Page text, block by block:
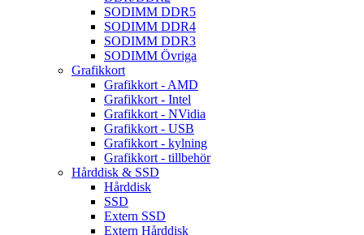
SODIMM DDR5
SODIMM DDR4
SODIMM DDR3
SODIMM Övriga
Grafikkort
Grafikkort - AMD
Grafikkort - Intel
Grafikkort - NVidia
Grafikkort - USB
Grafikkort - kylning
Grafikkort - tillbehör
Hårddisk & SSD
Hårddisk
SSD
Extern SSD
Extern Hårddisk